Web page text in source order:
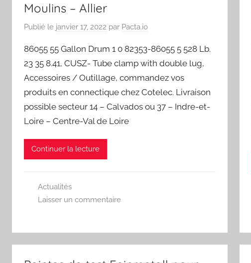
Moulins – Allier
Publié le janvier 17, 2022 par Pacta.io
86055 55 Gallon Drum 1 0 82353-86055 5 528 Lb.
23 35 8.41, CUSZ- Tube clamp with double lug,
Accessoires / Outillage, commandez vos
produits en connectique chez Cotelec. Livraison
possible secteur 14 – Calvados ou 37 – Indre-et-
Loire – Centre-Val de Loire
Continuer la lecture
Actualités
Laisser un commentaire